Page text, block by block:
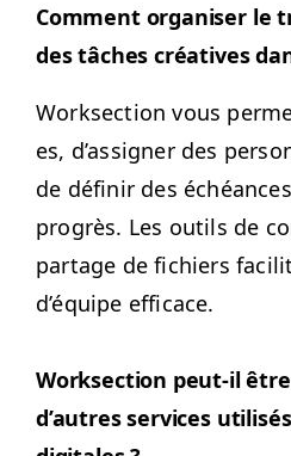
Com­ment organ­is­er le
des tâch­es créa­tives
Work­sec­tion vous
es, d’as­sign­er des
de définir des
pro­grès. Les out­ils de
partage de fichiers
d’équipe efficace.
Work­sec­tion peut-il
d’autres ser­vices